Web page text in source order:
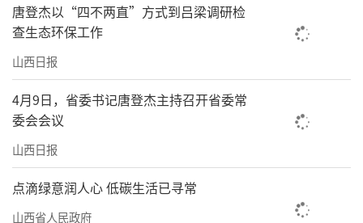
唐登杰以“四不两直”方式到吕梁调研检
查生态环保工作
山西日报
4月9日，省委书记唐登杰主持召开省委常
委会会议
山西日报
点滴绿意润人心 低碳生活已寻常
山西省人民政府